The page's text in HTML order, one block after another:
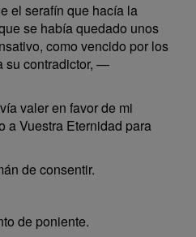
el serafín que hacía la
se había quedado unos
como vencido por los
su contradictor, —
valer en favor de mi
a Vuestra Eternidad para
de consentir.
de poniente.